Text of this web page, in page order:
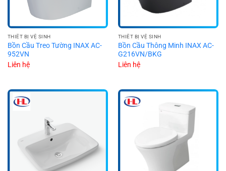
THIẾT BỊ VỆ SINH
Bồn Cầu Treo Tường INAX AC-
952VN
Liên hệ
THIẾT BỊ VỆ SINH
Bồn Cầu Thông Minh INAX AC-
G216VN/BKG
Liên hệ